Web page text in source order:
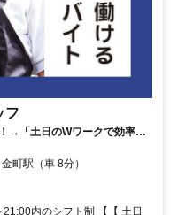
フ
→「土日のWワークで効率よ
1日3時間から、週3日から働
の方もイチから丁寧にレクチ
町駅（車 8分）
内のシフト制 【【 土日